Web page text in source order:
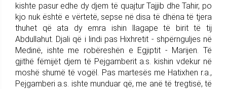
kishte pasur edhe dy djem të quajtur Tajjib dhe Tahir, po
kjo nuk është e vërtetë, sepse në disa të dhëna të tjera
thuhet që ata dy emra ishin llagape të birit të tij
Abdullahut. Djali që i lindi pas Hixhretit - shpërnguljes në
Medinë, ishte me robëreshën e Egjiptit - Marijen. Të
gjithë fëmijët djem të Pejgamberit a.s. kishin vdekur në
moshë shumë të vogël. Pas martesës me Hatixhen r.a.,
Pejgamberi a.s. ishte munduar që, me anë të tregtisë, të